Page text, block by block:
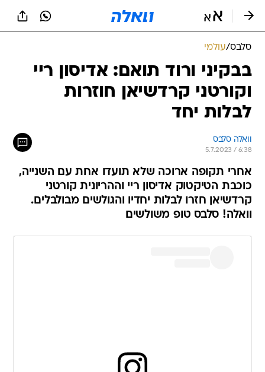
סלבס/עולמי
בבקיני ורוד תואם: אדיסון ריי
וקורטני קרדשיאן חוזרות
לבלות יחד
וואלה סלבס
5.7.2023 / 6:38
אחרי תקופה ארוכה שלא תועדו אחת עם השנייה,
כוכבת הטיקטוק אדיסון ריי וההריונית קורטני
קרדשיאן חזרו לבלות יחדיו והגולשים מבולבלים.
וואלה! סלבס טופ משולשים